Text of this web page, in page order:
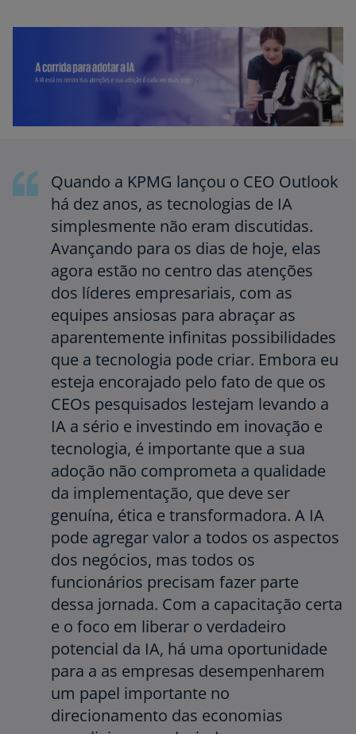
Quando a KPMG lançou o CEO Outlook
há dez anos, as tecnologias de IA
simplesmente não eram discutidas.
Avançando para os dias de hoje, elas
agora estão no centro das atenções
dos líderes empresariais, com as
equipes ansiosas para abraçar as
aparentemente infinitas possibilidades
que a tecnologia pode criar. Embora eu
esteja encorajado pelo fato de que os
CEOs pesquisados lestejam levando a
IA a sério e investindo em inovação e
tecnologia, é importante que a sua
adoção não comprometa a qualidade
da implementação, que deve ser
genuína, ética e transformadora. A IA
pode agregar valor a todos os aspectos
dos negócios, mas todos os
funcionários precisam fazer parte
dessa jornada. Com a capacitação certa
e o foco em liberar o verdadeiro
potencial da IA, há uma oportunidade
para a as empresas desempenharem
um papel importante no
direcionamento das economias